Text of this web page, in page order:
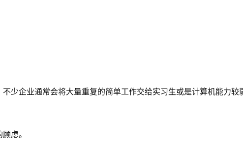
少企业通常会将大量重复的简单工作交给实习生或是计算机能力
虑。